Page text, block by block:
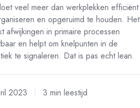
veel meer dan werkplekken efficiënt
en opgeruimd te houden. Het
afwijkingen in primaire processen
en helpt om knelpunten in de
te signaleren. Dat is pas echt lean.
2023 3 min leestijd